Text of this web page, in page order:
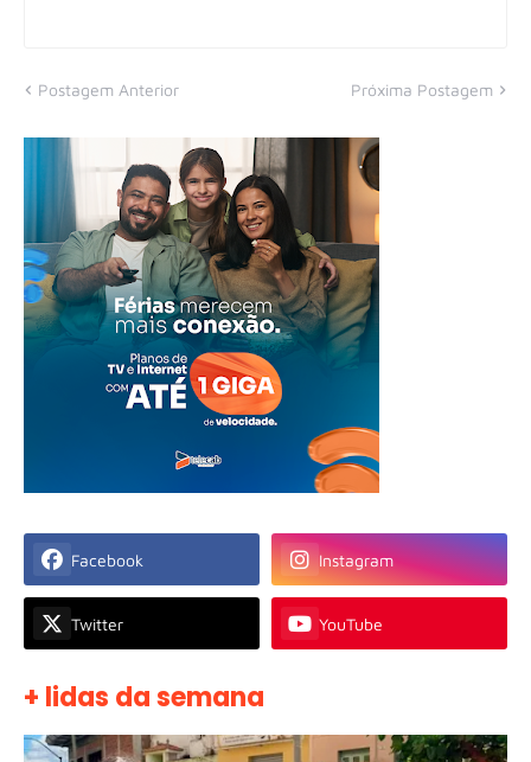
Postagem Anterior Próxima Postagem
Facebook Instagram
Twitter YouTube
+ lidas da semana